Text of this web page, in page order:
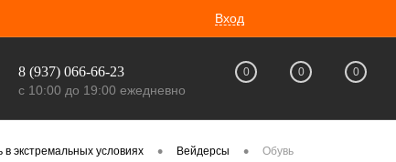
Вход
8 (937) 066-66-23
с 10:00 до 19:00 ежедневно
0 0 0
экстремальных условиях • Вейдерсы • Обувь